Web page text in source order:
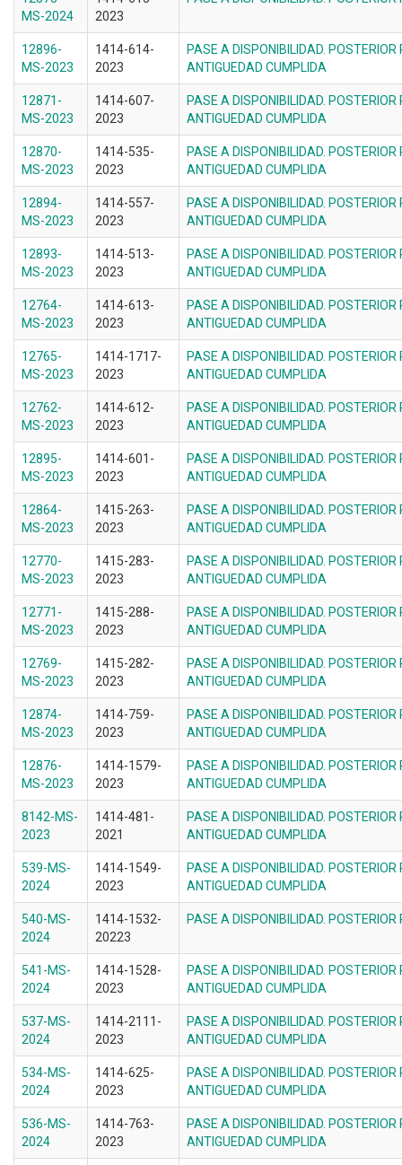
MS-2024
2023
12896-
MS-2023
1414-614-
2023
PASE A DISPONIBILIDAD.
ANTIGUEDAD CUMPLIDA
12871-
MS-2023
1414-607-
2023
PASE A DISPONIBILIDAD.
ANTIGUEDAD CUMPLIDA
12870-
MS-2023
1414-535-
2023
PASE A DISPONIBILIDAD.
ANTIGUEDAD CUMPLIDA
12894-
MS-2023
1414-557-
2023
PASE A DISPONIBILIDAD.
ANTIGUEDAD CUMPLIDA
12893-
MS-2023
1414-513-
2023
PASE A DISPONIBILIDAD.
ANTIGUEDAD CUMPLIDA
12764-
MS-2023
1414-613-
2023
PASE A DISPONIBILIDAD.
ANTIGUEDAD CUMPLIDA
12765-
MS-2023
1414-1717-
2023
PASE A DISPONIBILIDAD.
ANTIGUEDAD CUMPLIDA
12762-
MS-2023
1414-612-
2023
PASE A DISPONIBILIDAD.
ANTIGUEDAD CUMPLIDA
12895-
MS-2023
1414-601-
2023
PASE A DISPONIBILIDAD.
ANTIGUEDAD CUMPLIDA
12864-
MS-2023
1415-263-
2023
PASE A DISPONIBILIDAD.
ANTIGUEDAD CUMPLIDA
12770-
MS-2023
1415-283-
2023
PASE A DISPONIBILIDAD.
ANTIGUEDAD CUMPLIDA
12771-
MS-2023
1415-288-
2023
PASE A DISPONIBILIDAD.
ANTIGUEDAD CUMPLIDA
12769-
MS-2023
1415-282-
2023
PASE A DISPONIBILIDAD.
ANTIGUEDAD CUMPLIDA
12874-
MS-2023
1414-759-
2023
PASE A DISPONIBILIDAD.
ANTIGUEDAD CUMPLIDA
12876-
MS-2023
1414-1579-
2023
PASE A DISPONIBILIDAD.
ANTIGUEDAD CUMPLIDA
8142-MS-
2023
1414-481-
2021
PASE A DISPONIBILIDAD.
ANTIGUEDAD CUMPLIDA
539-MS-
2024
1414-1549-
2023
PASE A DISPONIBILIDAD.
ANTIGUEDAD CUMPLIDA
540-MS-
2024
1414-1532-
20223
PASE A DISPONIBILIDAD.
541-MS-
2024
1414-1528-
2023
PASE A DISPONIBILIDAD.
ANTIGUEDAD CUMPLIDA
537-MS-
2024
1414-2111-
2023
PASE A DISPONIBILIDAD.
ANTIGUEDAD CUMPLIDA
534-MS-
2024
1414-625-
2023
PASE A DISPONIBILIDAD.
ANTIGUEDAD CUMPLIDA
536-MS-
2024
1414-763-
2023
PASE A DISPONIBILIDAD.
ANTIGUEDAD CUMPLIDA